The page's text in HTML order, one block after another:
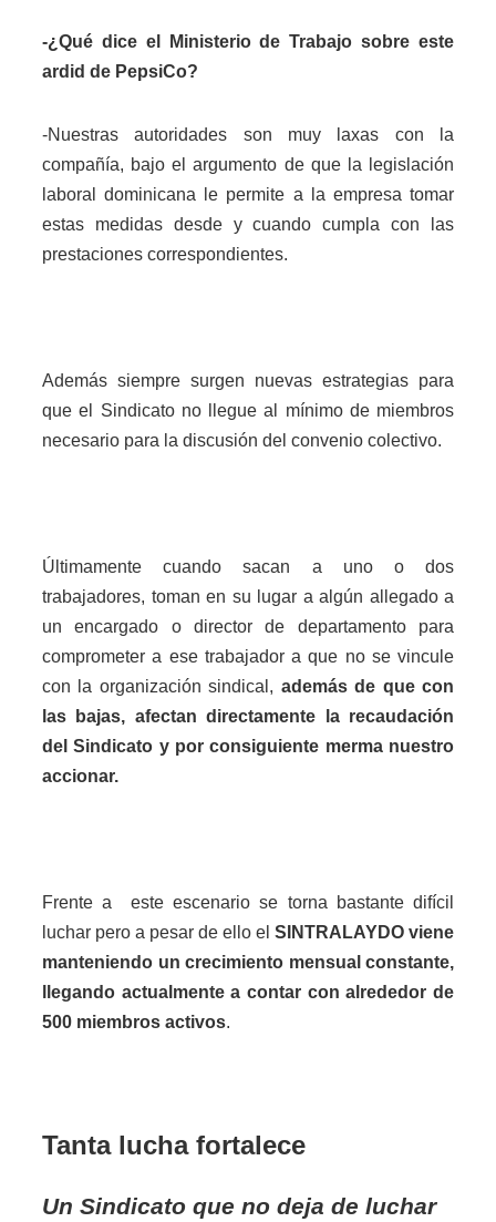
-¿Qué dice el Ministerio de Trabajo sobre este
ardid de PepsiCo?
-Nuestras autoridades son muy laxas con la
compañía, bajo el argumento de que la legislación
laboral dominicana le permite a la empresa tomar
estas medidas desde y cuando cumpla con las
prestaciones correspondientes.
Además siempre surgen nuevas estrategias para
que el Sindicato no llegue al mínimo de miembros
necesario para la discusión del convenio colectivo.
Últimamente cuando sacan a uno o dos
trabajadores, toman en su lugar a algún allegado a
un encargado o director de departamento para
comprometer a ese trabajador a que no se vincule
con la organización sindical, además de que con
las bajas, afectan directamente la recaudación
del Sindicato y por consiguiente merma nuestro
accionar.
Frente a este escenario se torna bastante difícil
luchar pero a pesar de ello el SINTRALAYDO viene
manteniendo un crecimiento mensual constante,
llegando actualmente a contar con alrededor de
500 miembros activos.
Tanta lucha fortalece
Un Sindicato que no deja de luchar